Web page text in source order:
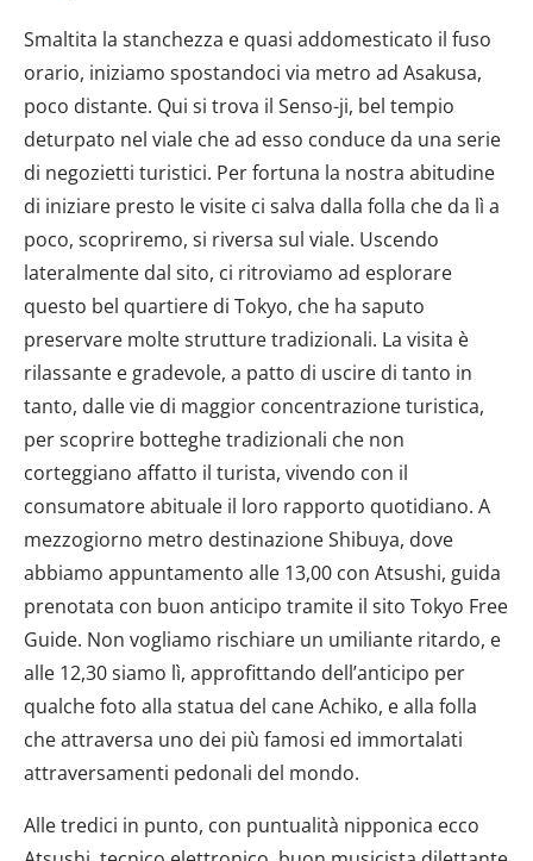
Smaltita la stanchezza e quasi addomesticato il fuso
orario, iniziamo spostandoci via metro ad Asakusa,
poco distante. Qui si trova il Senso-ji, bel tempio
deturpato nel viale che ad esso conduce da una serie
di negozietti turistici. Per fortuna la nostra abitudine
di iniziare presto le visite ci salva dalla folla che da lì a
poco, scopriremo, si riversa sul viale. Uscendo
lateralmente dal sito, ci ritroviamo ad esplorare
questo bel quartiere di Tokyo, che ha saputo
preservare molte strutture tradizionali. La visita è
rilassante e gradevole, a patto di uscire di tanto in
tanto, dalle vie di maggior concentrazione turistica,
per scoprire botteghe tradizionali che non
corteggiano affatto il turista, vivendo con il
consumatore abituale il loro rapporto quotidiano. A
mezzogiorno metro destinazione Shibuya, dove
abbiamo appuntamento alle 13,00 con Atsushi, guida
prenotata con buon anticipo tramite il sito Tokyo Free
Guide. Non vogliamo rischiare un umiliante ritardo, e
alle 12,30 siamo lì, approfittando dell’anticipo per
qualche foto alla statua del cane Achiko, e alla folla
che attraversa uno dei più famosi ed immortalati
attraversamenti pedonali del mondo.
Alle tredici in punto, con puntualità nipponica ecco